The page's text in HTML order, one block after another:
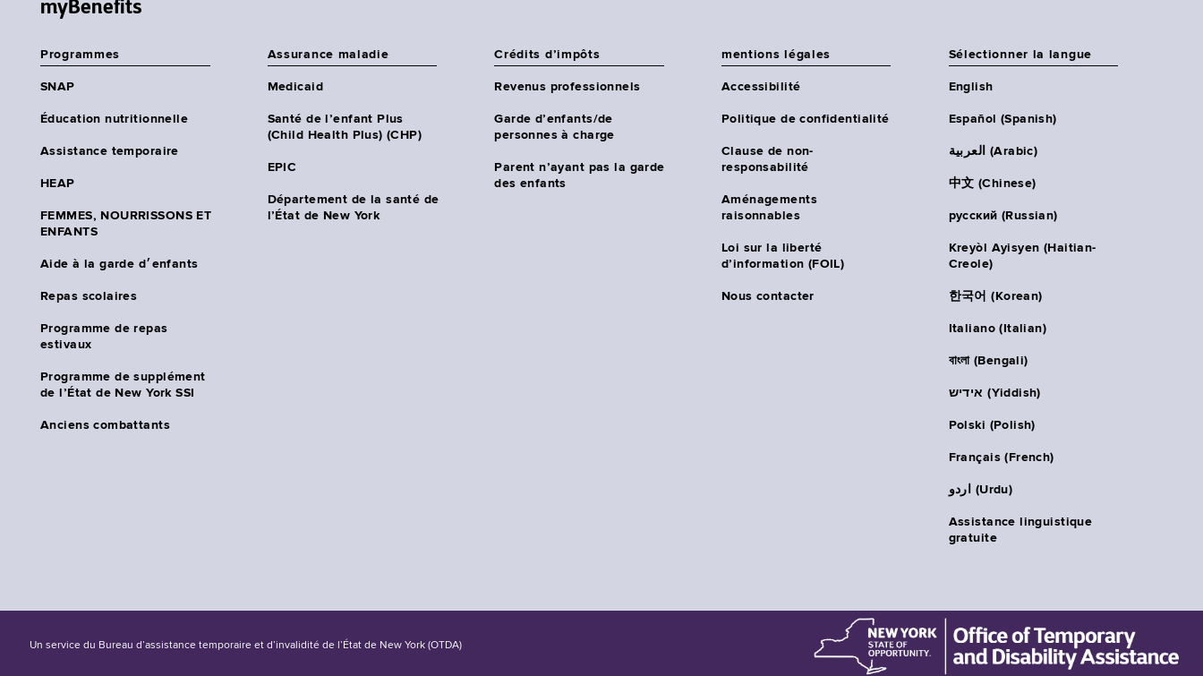
myBenefits
Programmes
SNAP
Éducation nutritionnelle
Assistance temporaire
HEAP
FEMMES, NOURRISSONS ET
ENFANTS
Aide à la garde d׳enfants
Repas scolaires
Programme de repas
estivaux
Programme de supplément
de l’État de New York SSI
Anciens combattants
Assurance maladie
Medicaid
Santé de l’enfant Plus
(Child Health Plus) (CHP)
EPIC
Département de la santé de
l’État de New York
Crédits d’impôts
Revenus professionnels
Garde d’enfants/de
personnes à charge
Parent n’ayant pas la garde
des enfants
mentions légales
Accessibilité
Politique de confidentialité
Clause de non-
responsabilité
Aménagements
raisonnables
Loi sur la liberté
d’information (FOIL)
Nous contacter
Sélectionner la langue
English
Español (Spanish)
العربية (Arabic)
中文 (Chinese)
русский (Russian)
Kreyòl Ayisyen (Haitian-
Creole)
한국어 (Korean)
Italiano (Italian)
বাংলা (Bengali)
אידיש (Yiddish)
Polski (Polish)
Français (French)
اردو (Urdu)
Assistance linguistique
gratuite
Un service du Bureau d’assistance temporaire et d’invalidité de l’État de New York (OTDA)